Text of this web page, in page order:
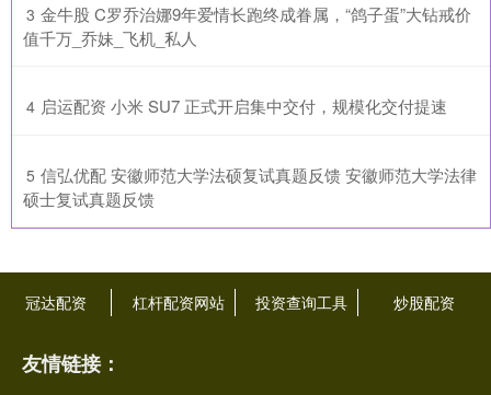
3 ​金牛股 C罗乔治娜9年爱情长跑终成眷属，“鸽子蛋”大钻戒价
值千万_乔妹_飞机_私人
4 ​启运配资 小米 SU7 正式开启集中交付，规模化交付提速
5 ​信弘优配 安徽师范大学法硕复试真题反馈 安徽师范大学法律
硕士复试真题反馈
冠达配资 杠杆配资网站 投资查询工具 炒股配资
友情链接：